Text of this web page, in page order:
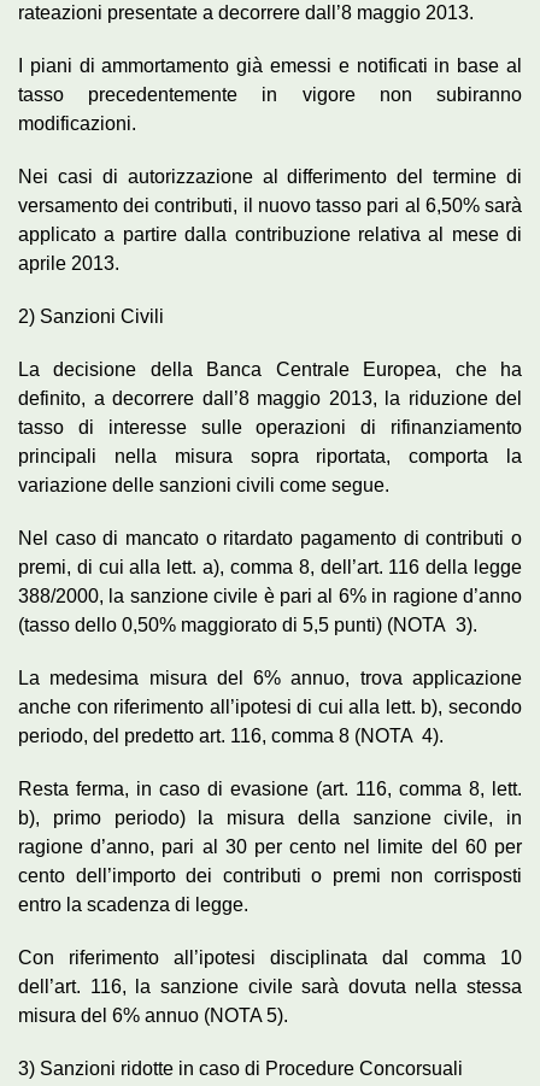
rateazioni presentate a decorrere dall’8 maggio 2013.
I piani di ammortamento già emessi e notificati in base al
tasso precedentemente in vigore non subiranno
modificazioni.
Nei casi di autorizzazione al differimento del termine di
versamento dei contributi, il nuovo tasso pari al 6,50% sarà
applicato a partire dalla contribuzione relativa al mese di
aprile 2013.
2) Sanzioni Civili
La decisione della Banca Centrale Europea, che ha
definito, a decorrere dall’8 maggio 2013, la riduzione del
tasso di interesse sulle operazioni di rifinanziamento
principali nella misura sopra riportata, comporta la
variazione delle sanzioni civili come segue.
Nel caso di mancato o ritardato pagamento di contributi o
premi, di cui alla lett. a), comma 8, dell’art. 116 della legge
388/2000, la sanzione civile è pari al 6% in ragione d’anno
(tasso dello 0,50% maggiorato di 5,5 punti) (NOTA 3).
La medesima misura del 6% annuo, trova applicazione
anche con riferimento all’ipotesi di cui alla lett. b), secondo
periodo, del predetto art. 116, comma 8 (NOTA 4).
Resta ferma, in caso di evasione (art. 116, comma 8, lett.
b), primo periodo) la misura della sanzione civile, in
ragione d’anno, pari al 30 per cento nel limite del 60 per
cento dell’importo dei contributi o premi non corrisposti
entro la scadenza di legge.
Con riferimento all’ipotesi disciplinata dal comma 10
dell’art. 116, la sanzione civile sarà dovuta nella stessa
misura del 6% annuo (NOTA 5).
3) Sanzioni ridotte in caso di Procedure Concorsuali